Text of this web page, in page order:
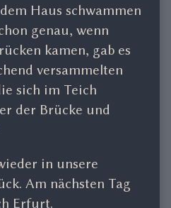
Haus schwammen
genau, wenn
kamen, gab es
versammelten
sich im Teich
der Brücke und
in unsere
Am nächsten Tag
Erfurt.